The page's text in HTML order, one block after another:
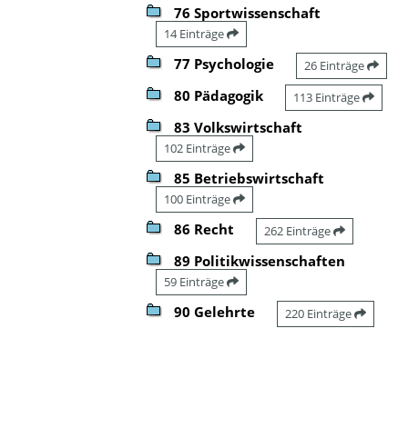
76 Sportwissenschaft
14 Einträge
77 Psychologie 26 Einträge
80 Pädagogik 113 Einträge
83 Volkswirtschaft
102 Einträge
85 Betriebswirtschaft
100 Einträge
86 Recht 262 Einträge
89 Politikwissenschaften
59 Einträge
90 Gelehrte 220 Einträge